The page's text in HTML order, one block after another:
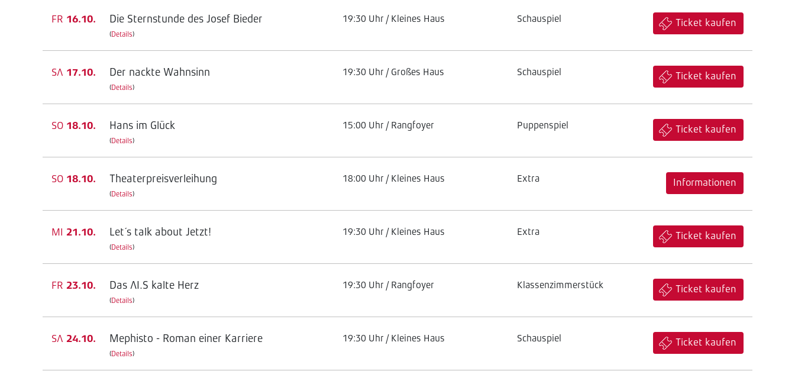
FR 16.10. Die Sternstunde des Josef Bieder
(Details)
19:30 Uhr / Kleines Haus Schauspiel Ticket kaufen
SA 17.10. Der nackte Wahnsinn
(Details)
19:30 Uhr / Großes Haus Schauspiel Ticket kaufen
SO 18.10. Hans im Glück
(Details)
15:00 Uhr / Rangfoyer Puppenspiel Ticket kaufen
SO 18.10. Theaterpreisverleihung
(Details)
18:00 Uhr / Kleines Haus Extra Informationen
MI 21.10. Let´s talk about Jetzt!
(Details)
19:30 Uhr / Kleines Haus Extra Ticket kaufen
FR 23.10. Das AI.S kalte Herz
(Details)
19:30 Uhr / Rangfoyer Klassenzimmerstück Ticket kaufen
SA 24.10. Mephisto - Roman einer Karriere
(Details)
19:30 Uhr / Kleines Haus Schauspiel Ticket kaufen